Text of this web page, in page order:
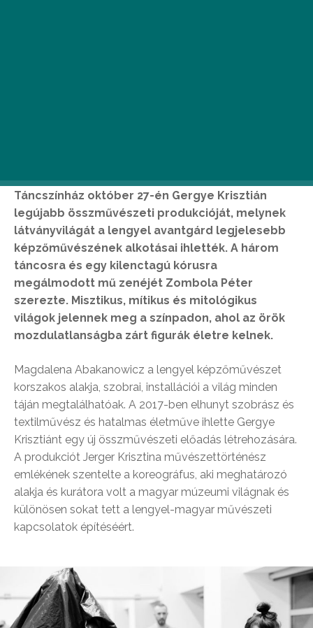
A test emlékezete címmel mutatja be a Nemzeti
Táncszínház október 27-én Gergye Krisztián
legújabb összművészeti produkcióját, melynek
látványvilágát a lengyel avantgárd legjelesebb
képzőművészének alkotásai ihlették. A három
táncosra és egy kilenctagú kórusra
megálmodott mű zenéjét Zombola Péter
szerezte. Misztikus, mítikus és mitológikus
világok jelennek meg a színpadon, ahol az örök
mozdulatlanságba zárt figurák életre kelnek.
Magdalena Abakanowicz a lengyel képzőművészet
korszakos alakja, szobrai, installációi a világ minden
táján megtalálhatóak. A 2017-ben elhunyt szobrász és
textilművész és hatalmas életműve ihlette Gergye
Krisztiánt egy új összművészeti előadás létrehozására.
A produkciót Jerger Krisztina művészettörténész
emlékének szentelte a koreográfus, aki meghatározó
alakja és kurátora volt a magyar múzeumi világnak és
különösen sokat tett a lengyel-magyar művészeti
kapcsolatok építéséért.